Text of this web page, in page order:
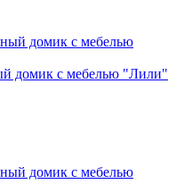
домик с мебелью "Лили"